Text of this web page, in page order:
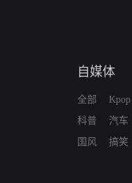
自媒体
全部
科普
国风
Kpop
汽车
搞笑